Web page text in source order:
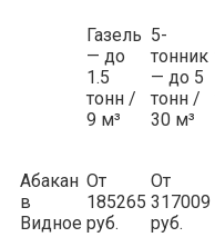
Газель
— до
1.5
тонн /
9 м³
5-
тонник
— до 5
тонн /
30 м³
Абакан
в
Видное
От
185265
руб.
От
317009
руб.